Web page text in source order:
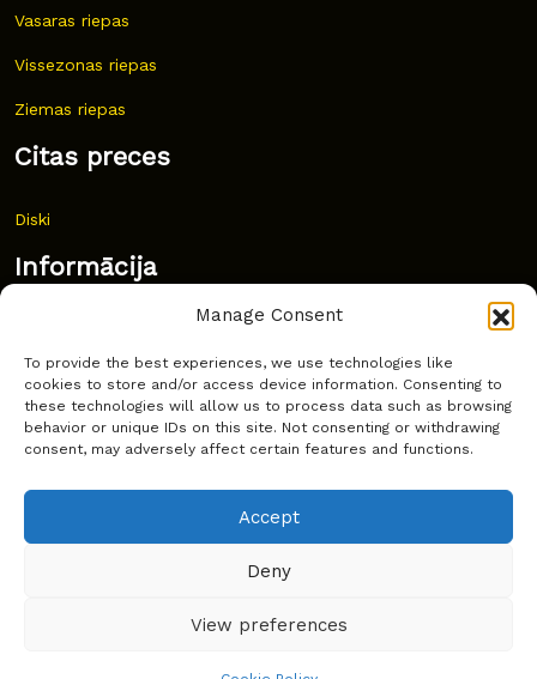
Manage Consent
To provide the best experiences, we use technologies like
cookies to store and/or access device information. Consenting to
these technologies will allow us to process data such as browsing
behavior or unique IDs on this site. Not consenting or withdrawing
consent, may adversely affect certain features and functions.
Accept
Deny
View preferences
Vasaras riepas
Vissezonas riepas
Ziemas riepas
Citas preces
Diski
Informācija
Bieži uzdoti jautājumi
Kur pirkt?
Sīkdatņu politika
Copyright © Latakko 2024